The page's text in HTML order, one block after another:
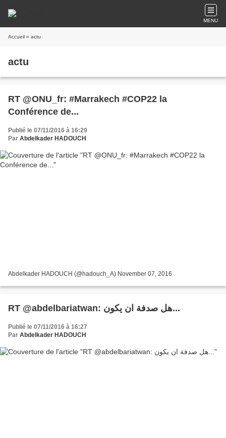
MENU
Accueil » actu
actu
RT @ONU_fr: #Marrakech #COP22 la
Conférence de...
Publié le 07/11/2016 à 16:29
Par Abdelkader HADOUCH
Abdelkader HADOUCH (@hadouch_A) November 07, 2016
RT @abdelbariatwan: هل صدفة ان يكون...
Publié le 07/11/2016 à 16:27
Par Abdelkader HADOUCH